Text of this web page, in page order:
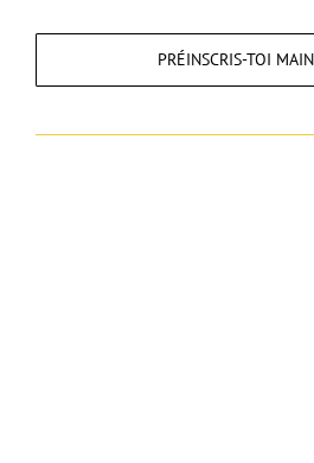
PRÉINSCRIS-TOI